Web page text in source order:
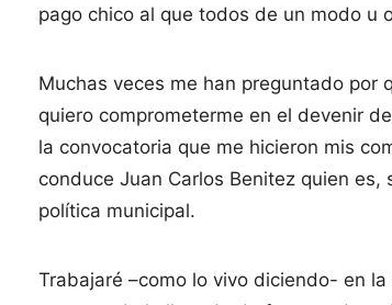
pago chico al que todos de un modo u
Muchas veces me han preguntado por
quiero comprometerme en el devenir
la convocatoria que me hicieron mis
conduce Juan Carlos Benitez quien
política municipal.
Trabajaré –como lo vivo diciendo- en